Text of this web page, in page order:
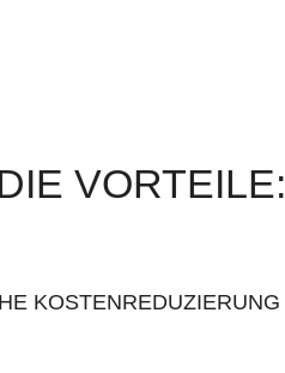
VORTEILE:
KOSTENREDUZIERUNG